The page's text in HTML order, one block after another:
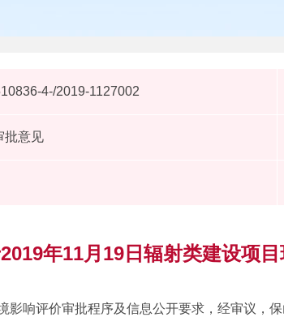
4-/2019-1127002
批意见
年11月19日辐射类建设项
影响评价审批程序及信息公开要求，经审议，